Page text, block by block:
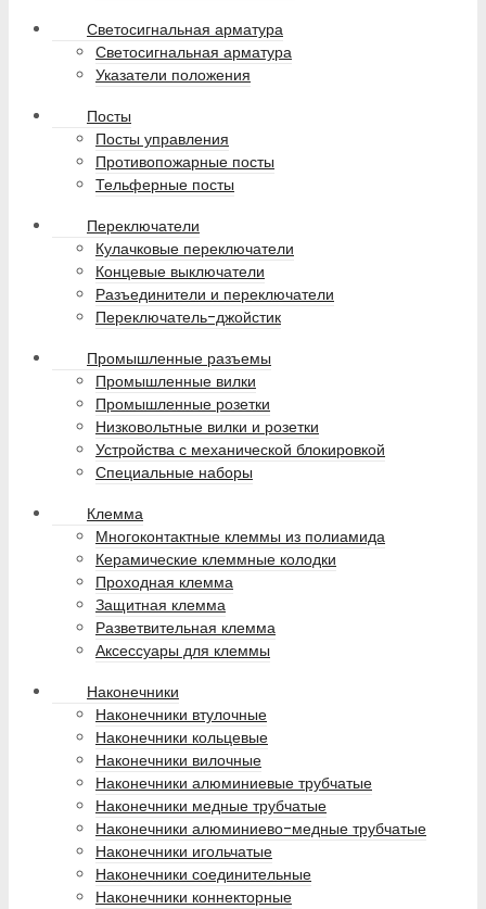
Светосигнальная арматура
Светосигнальная арматура
Указатели положения
Посты
Посты управления
Противопожарные посты
Тельферные посты
Переключатели
Кулачковые переключатели
Концевые выключатели
Разъединители и переключатели
Переключатель-джойстик
Промышленные разъемы
Промышленные вилки
Промышленные розетки
Низковольтные вилки и розетки
Устройства с механической блокировкой
Специальные наборы
Клемма
Многоконтактные клеммы из полиамида
Керамические клеммные колодки
Проходная клемма
Защитная клемма
Разветвительная клемма
Аксессуары для клеммы
Наконечники
Наконечники втулочные
Наконечники кольцевые
Наконечники вилочные
Наконечники алюминиевые трубчатые
Наконечники медные трубчатые
Наконечники алюминиево-медные трубчатые
Наконечники игольчатые
Наконечники соединительные
Наконечники коннекторные